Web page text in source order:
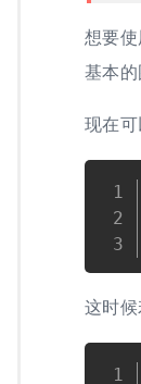
想要
基本
现在可
这时